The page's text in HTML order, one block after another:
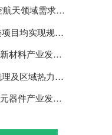
求分析【组图】
模增长【组图】
状与投资机会前瞻
区域热力地图
状与投资机会前瞻